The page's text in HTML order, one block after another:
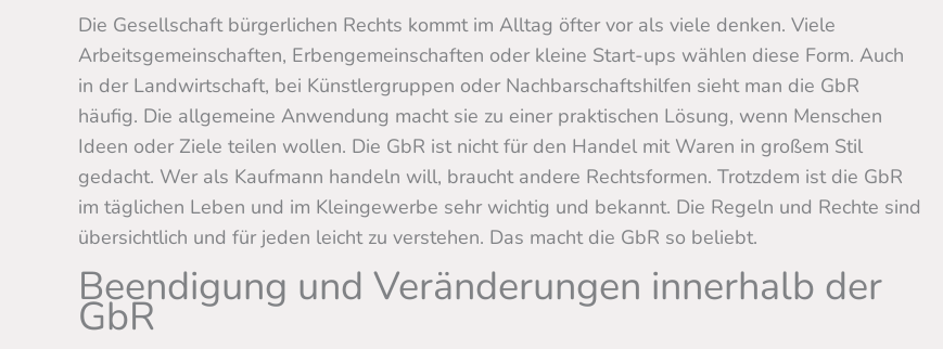
Die Gesellschaft bürgerlichen Rechts kommt im Alltag öfter vor als viele denken. Viele
Arbeitsgemeinschaften, Erbengemeinschaften oder kleine Start-ups wählen diese Form. Auch
in der Landwirtschaft, bei Künstlergruppen oder Nachbarschaftshilfen sieht man die GbR
häufig. Die allgemeine Anwendung macht sie zu einer praktischen Lösung, wenn Menschen
Ideen oder Ziele teilen wollen. Die GbR ist nicht für den Handel mit Waren in großem Stil
gedacht. Wer als Kaufmann handeln will, braucht andere Rechtsformen. Trotzdem ist die GbR
im täglichen Leben und im Kleingewerbe sehr wichtig und bekannt. Die Regeln und Rechte sind
übersichtlich und für jeden leicht zu verstehen. Das macht die GbR so beliebt.
Beendigung und Veränderungen innerhalb der
GbR